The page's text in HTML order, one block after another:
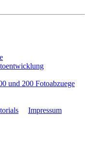
und 200 Fotoabzuege
Impressum